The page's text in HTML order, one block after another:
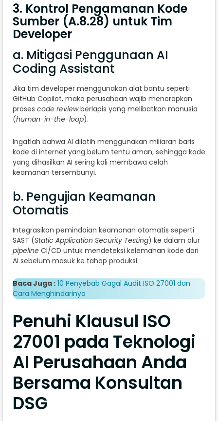
3. Kontrol Pengamanan Kode
Sumber (A.8.28) untuk Tim
Developer
a. Mitigasi Penggunaan AI
Coding Assistant
Jika tim developer menggunakan alat bantu seperti
GitHub Copilot, maka perusahaan wajib menerapkan
proses code reviewberlapis yang melibatkan manusia
(human-in-the-loop).
Ingatlah bahwa AI dilatih menggunakan miliaran baris
kode di internet yang belum tentu aman, sehingga kode
yang dihasilkan AI sering kali membawa celah
keamanan tersembunyi.
b. Pengujian Keamanan
Otomatis
Integrasikan pemindaian keamanan otomatis seperti
SAST (Static Application Security Testing) ke dalam alur
pipeline CI/CD untuk mendeteksi kelemahan kode dari
AI sebelum masuk ke tahap produksi.
Baca Juga : 10 Penyebab Gagal Audit ISO 27001 dan
Cara Menghindarinya
Penuhi Klausul ISO
27001 pada Teknologi
AI Perusahaan Anda
Bersama Konsultan
DSG